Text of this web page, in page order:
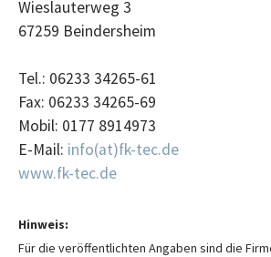
Hinweis:
Für die veröffentlichten Angaben sind die
Wieslauterweg 3
67259 Beindersheim
Tel.: 06233 34265-61
Fax: 06233 34265-69
Mobil: 0177 8914973
E-Mail: info(at)fk-tec.de
www.fk-tec.de